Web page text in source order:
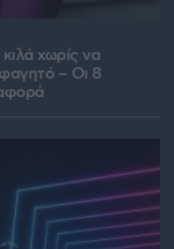
χωρίς να
– Οι 8